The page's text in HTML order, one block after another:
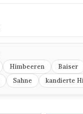
Himbeeren Baiser
Sahne kandierte